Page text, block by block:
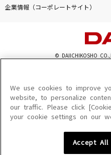
企業情報（コーポレートサイト）
© DAIICHIKOSHO
このサイトに掲載されている一切の文章
を問わず、著作権法の定める範囲を超え
を禁じます。
楽曲及びコンテンツは、機種によりご利
楽曲及びコンテンツの配信日、配信内容
We use cookies to improve
website, to personalize
our traffic. Please click
your cookie settings on our
Accept All